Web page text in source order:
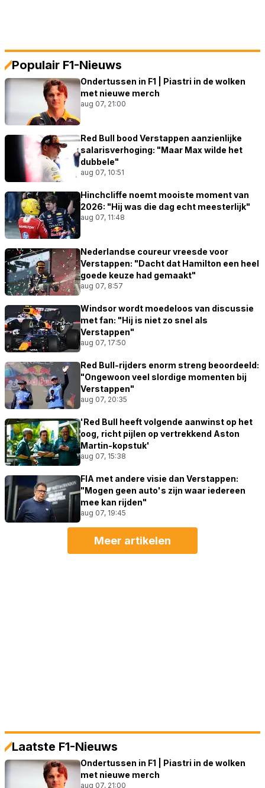
Populair F1-Nieuws
Ondertussen in F1 | Piastri in de wolken
met nieuwe merch
aug 07, 21:00
Red Bull bood Verstappen aanzienlijke
salarisverhoging: "Maar Max wilde het
dubbele"
aug 07, 10:51
Hinchcliffe noemt mooiste moment van
2026: "Hij was die dag echt meesterlijk"
aug 07, 11:48
Nederlandse coureur vreesde voor
Verstappen: "Dacht dat Hamilton een heel
goede keuze had gemaakt"
aug 07, 8:57
Windsor wordt moedeloos van discussie
met fan: "Hij is niet zo snel als
Verstappen"
aug 07, 17:50
Red Bull-rijders enorm streng beoordeeld:
"Ongewoon veel slordige momenten bij
Verstappen"
aug 07, 20:35
'Red Bull heeft volgende aanwinst op het
oog, richt pijlen op vertrekkend Aston
Martin-kopstuk'
aug 07, 15:38
FIA met andere visie dan Verstappen:
"Mogen geen auto's zijn waar iedereen
mee kan rijden"
aug 07, 19:45
Meer artikelen
Laatste F1-Nieuws
Ondertussen in F1 | Piastri in de wolken
met nieuwe merch
aug 07, 21:00